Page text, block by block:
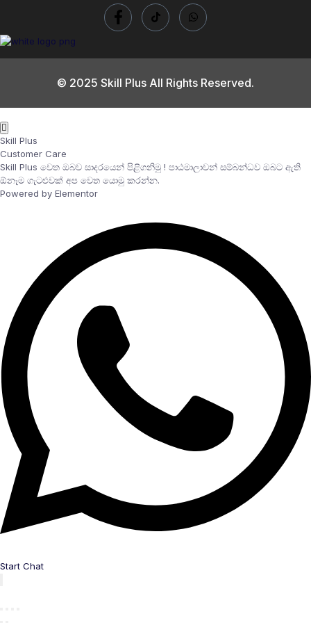
© 2025 Skill Plus All Rights Reserved.
Skill Plus
Customer Care
Skill Plus වෙත ඔබව සාදරයෙන් පිළිගනිමු ! පාඨමාලාවන් සම්බන්ධව ඔබට ඇති
ඕනෑම ගැටළුවක් අප වෙත යොමු කරන්න.
Powered by Elementor
Start Chat